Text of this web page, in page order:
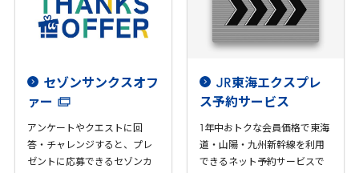
セゾンサンクスオフ
ァー
アンケートやクエストに回
答・チャレンジすると、プレ
ゼントに応募できるセゾンカ
JR東海エクスプレ
ス予約サービス
年中おトクな会員価格で東海
道・山陽・九州新幹線を利用
できるネット予約サービスで